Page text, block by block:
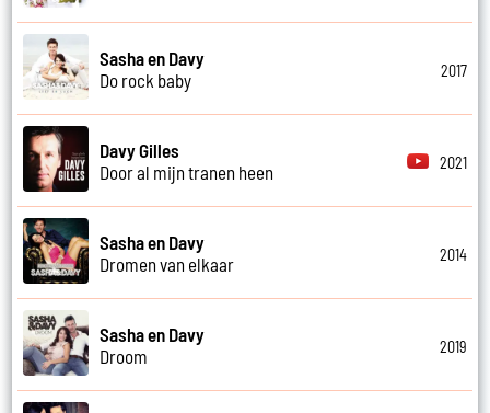
Sasha en Davy
Do rock baby
2017
Davy Gilles
Door al mijn tranen heen
2021
Sasha en Davy
Dromen van elkaar
2014
Sasha en Davy
Droom
2019